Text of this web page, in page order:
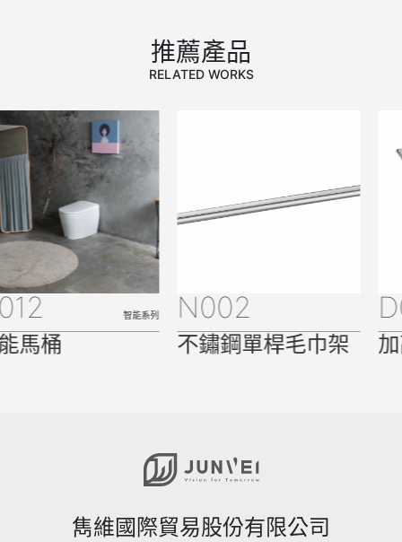
推薦產品
RELATED WORKS
智能系列
馬桶
N002
不鏽鋼單桿毛巾架
雋維國際貿易股份有限公司